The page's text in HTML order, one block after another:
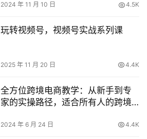
2024 年 11 月 10 日 4.5K
玩转视频号，视频号实战系列课
2025 年 11 月 20 日 4.4K
全方位跨境电商教学：从新手到专
家的实操路径，适合所有人的跨境
2024 年 6 月 24 日 4.4K